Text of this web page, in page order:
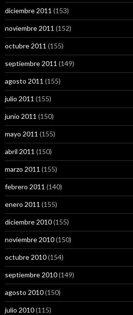
diciembre 2011 (153)
noviembre 2011 (152)
octubre 2011 (155)
septiembre 2011 (149)
agosto 2011 (155)
julio 2011 (155)
junio 2011 (150)
mayo 2011 (155)
abril 2011 (150)
marzo 2011 (155)
febrero 2011 (140)
enero 2011 (155)
diciembre 2010(155)
noviembre 2010(150)
octubre 2010(154)
septiembre 2010(149)
agosto 2010(150)
julio 2010(115)